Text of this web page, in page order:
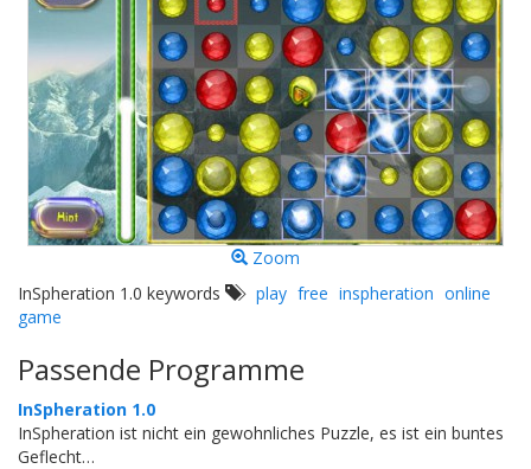
Zoom
InSpheration 1.0 keywords
play free inspheration online
game
Passende Programme
InSpheration 1.0
InSpheration ist nicht ein gewohnliches Puzzle, es ist ein buntes
Geflecht…